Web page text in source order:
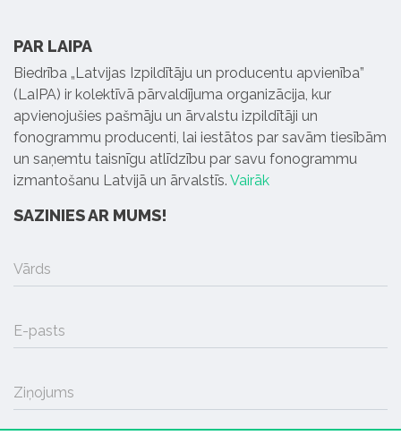
PAR LAIPA
Biedrība „Latvijas Izpildītāju un producentu apvienība”
(LaIPA) ir kolektīvā pārvaldījuma organizācija, kur
apvienojušies pašmāju un ārvalstu izpildītāji un
fonogrammu producenti, lai iestātos par savām tiesībām
un saņemtu taisnīgu atlīdzību par savu fonogrammu
izmantošanu Latvijā un ārvalstīs. Vairāk
SAZINIES AR MUMS!
Vārds
E-pasts
Ziņojums